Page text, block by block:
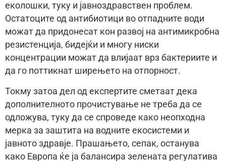
еколошки, туку и јавноздравствен проблем.
Остатоците од антибиотици во отпадните води
можат да придонесат кон развој на антимикробна
резистенција, бидејќи и многу ниски
концентрации можат да влијаат врз бактериите и
да го поттикнат ширењето на отпорност.
Токму затоа дел од експертите сметаат дека
дополнителното прочистување не треба да се
одложува, туку да се спроведе како неопходна
мерка за заштита на водните екосистеми и
јавното здравје. Прашањето, сепак, останува
како Европа ќе ја балансира зелената регулатива